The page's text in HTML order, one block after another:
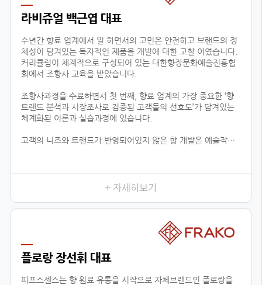
라비쥬얼 백근엽 대표
수년간 향료 업계에서 일 하면서의 고민은 안전하고 브랜드의 정
체성이 담겨있는 독자적인 제품을 개발에 대한 고찰 이였습니다.
커리큘럼이 체계적으로 구성되어 있는 대한향장문화예술진흥협
회에서 조향사 교육을 받았습니다.
조향사과정을 수료하면서 첫 번째, 향료 업계의 가장 중요한 ‘향
트렌드 분석과 시장조사로 검증된 고객들의 선호도’가 담겨있는
체계화된 이론과 실습과정에 있습니다.
고객의 니즈와 트랜드가 반영되어있지 않은 향 개발은 예술작품
것이 중요하다고 느껴왔습니다.
이런 부분에서 향장협회의 커리큘럼은 향료 업계에 있는 모든 향
의 타입을 체계적 분하고 습득함으로서, 제품 이해 및 분석을 위
한 이론을 잡아주며, 실질적으로 제품의 기획단계까지 연결된다
이는 공방창업, 브랜드출시, 향 관련 비즈니스 등의 분야에 더할
두 번째, 다양한 분야에서 접목이 가능한 교육입니다.
+ 자세히보기
플로랑 장선휘 대표
피프스센스는 향 원료 유통을 시작으로 자체브랜드인 플로랑을